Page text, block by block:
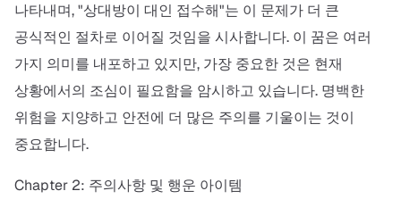
나타내며, "상대방이 대인 접수해"는 이 문제가 더 큰
공식적인 절차로 이어질 것임을 시사합니다. 이 꿈은 여러
가지 의미를 내포하고 있지만, 가장 중요한 것은 현재
상황에서의 조심이 필요함을 암시하고 있습니다. 명백한
위험을 지양하고 안전에 더 많은 주의를 기울이는 것이
중요합니다.
Chapter 2: 주의사항 및 행운 아이템